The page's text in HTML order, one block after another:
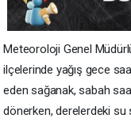
Meteoroloji Genel
ilçelerinde yağış gece
eden sağanak, sabah
dönerken, derelerdeki su